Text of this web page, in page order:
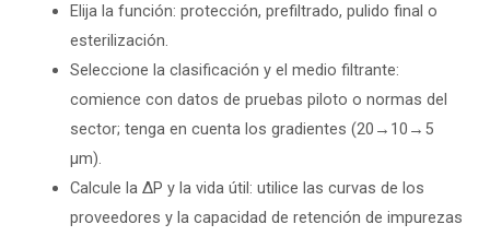
Elija la función: protección, prefiltrado, pulido final o
esterilización.
Seleccione la clasificación y el medio filtrante:
comience con datos de pruebas piloto o normas del
sector; tenga en cuenta los gradientes (20→10→5
µm).
Calcule la ΔP y la vida útil: utilice las curvas de los
proveedores y la capacidad de retención de impurezas